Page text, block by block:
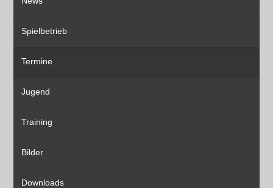
Spielbetrieb
Termine
Jugend
Training
Bilder
Downloads